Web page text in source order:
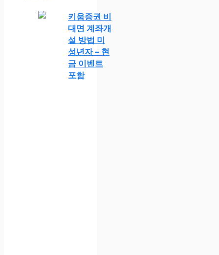
키움증권 비
대면 계좌개
설 방법 미
성년자 – 현
금 이벤트
포함